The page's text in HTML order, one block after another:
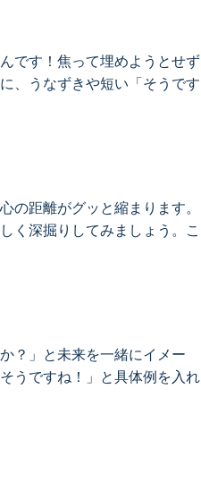
です！焦って埋めようとせず
、うなずきや短い「そうです
の距離がグッと縮まります。
く深掘りしてみましょう。こ
？」と未来を一緒にイメー
うですね！」と具体例を入れ